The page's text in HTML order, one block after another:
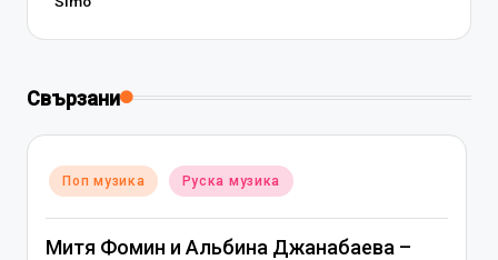
Свързани
Posted
in
Поп музика Руска музика
Митя Фомин и Альбина Джанабаева –